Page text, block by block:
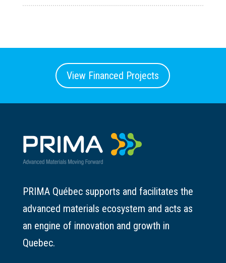
View Financed Projects
PRIMA Québec supports and facilitates the
advanced materials ecosystem and acts as
an engine of innovation and growth in
Quebec.